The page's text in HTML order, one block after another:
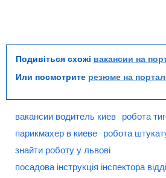
Подивіться схожі вакансии на
Или посмотрите резюме на
вакансии водитель киев
робота
парикмахер в киеве
робота
знайти роботу у львові
посадова інструкція інспектора